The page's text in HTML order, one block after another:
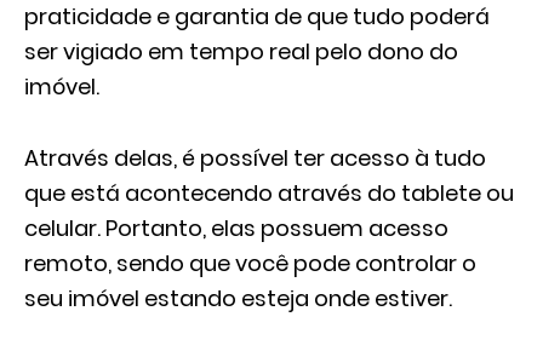
praticidade e garantia de que tudo poderá
ser vigiado em tempo real pelo dono do
imóvel.
Através delas, é possível ter acesso à tudo
que está acontecendo através do tablete ou
celular. Portanto, elas possuem acesso
remoto, sendo que você pode controlar o
seu imóvel estando esteja onde estiver.